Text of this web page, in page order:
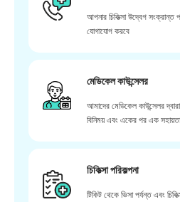
আপনার চিকিত্সা উদ্বেগ
যোগাযোগ করবে
মেডিকেল কাউন্সেলর
আমাদের মেডিকেল কাউন্সেলর
বিনিময় এবং একের পর এক সহায়তা
চিকিত্সা পরিকল্পনা
টিকিট থেকে ভিসা পর্যন্ত এবং